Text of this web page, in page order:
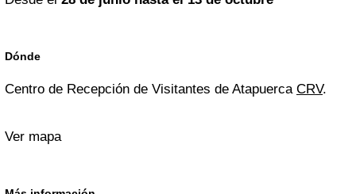
Dónde
Centro de Recepción de Visitantes de Atapuerca CRV.
Ver mapa